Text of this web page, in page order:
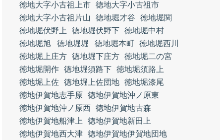
徳地大字小古祖上市 徳地大字小古祖市
徳地大字小古祖片山
徳地堀才谷
徳地堀関
徳地堀伏野上
徳地堀伏野下 徳地堀中村
徳地堀旭
徳地堀堀 徳地堀本町 徳地堀西川
徳地堀上庄方 徳地堀下庄方 徳地堀二の宮
徳地堀開作 徳地堀須路下 徳地堀須路上
徳地堀上佐 徳地堀上佐団地 徳地堀漆尾
徳地伊賀地志手原 徳地伊賀地沖ノ原東
徳地伊賀地沖ノ原西 徳地伊賀地古森
徳地伊賀地船津上
徳地伊賀地新田上
徳地伊賀地西大津 徳地伊賀地伊賀地団地